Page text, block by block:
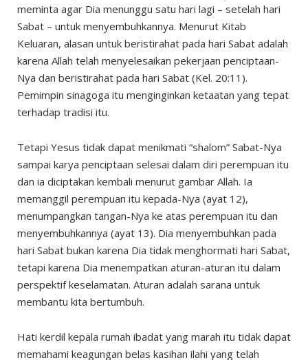
meminta agar Dia menunggu satu hari lagi – setelah hari
Sabat – untuk menyembuhkannya. Menurut Kitab
Keluaran, alasan untuk beristirahat pada hari Sabat adalah
karena Allah telah menyelesaikan pekerjaan penciptaan-
Nya dan beristirahat pada hari Sabat (Kel. 20:11).
Pemimpin sinagoga itu menginginkan ketaatan yang tepat
terhadap tradisi itu.
Tetapi Yesus tidak dapat menikmati “shalom” Sabat-Nya
sampai karya penciptaan selesai dalam diri perempuan itu
dan ia diciptakan kembali menurut gambar Allah. Ia
memanggil perempuan itu kepada-Nya (ayat 12),
menumpangkan tangan-Nya ke atas perempuan itu dan
menyembuhkannya (ayat 13). Dia menyembuhkan pada
hari Sabat bukan karena Dia tidak menghormati hari Sabat,
tetapi karena Dia menempatkan aturan-aturan itu dalam
perspektif keselamatan. Aturan adalah sarana untuk
membantu kita bertumbuh.
Hati kerdil kepala rumah ibadat yang marah itu tidak dapat
memahami keagungan belas kasihan ilahi yang telah